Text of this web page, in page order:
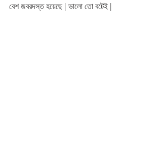
বেশ জবরদস্ত হয়েছে | ভালো তো বটেই |